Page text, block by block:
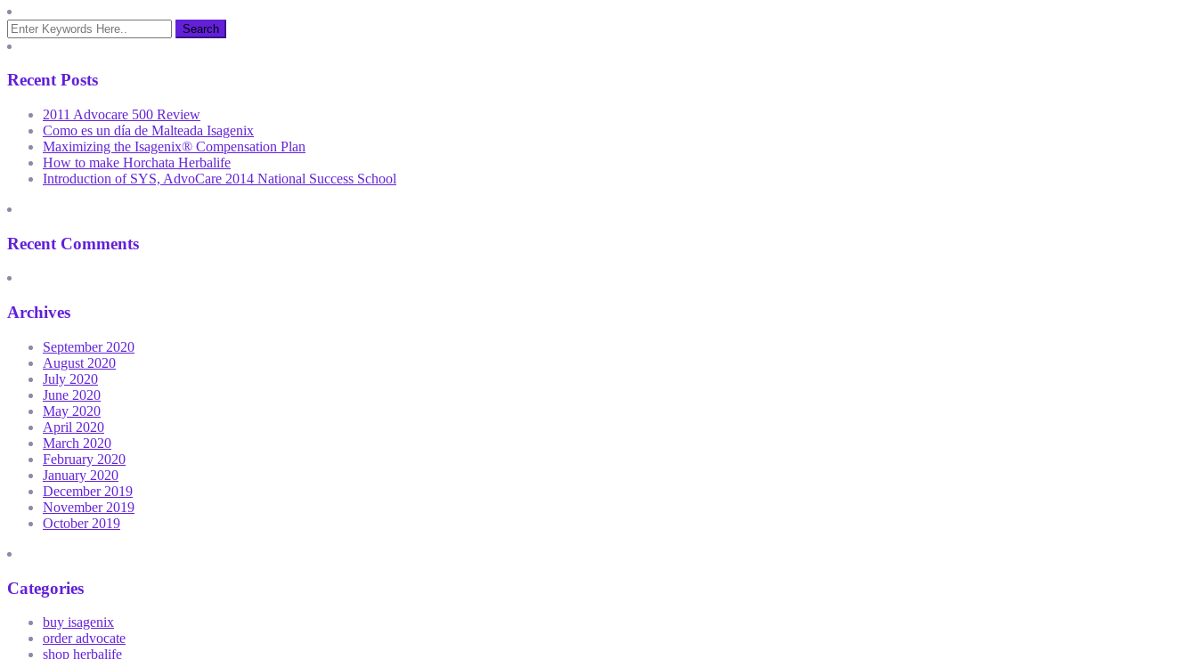
Recent Posts
2011 Advocare 500 Review
Como es un día de Malteada Isagenix
Maximizing the Isagenix® Compensation Plan
How to make Horchata Herbalife
Introduction of SYS, AdvoCare 2014 National Success School
Recent Comments
Archives
September 2020
August 2020
July 2020
June 2020
May 2020
April 2020
March 2020
February 2020
January 2020
December 2019
November 2019
October 2019
Categories
buy isagenix
order advocate
shop herbalife